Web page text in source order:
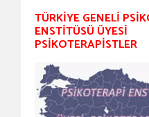
TÜRKIYE GENELI
ENSTITÜSÜ ÜYESI
PSIKOTERAPISTLER